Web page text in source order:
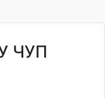
ЧУП